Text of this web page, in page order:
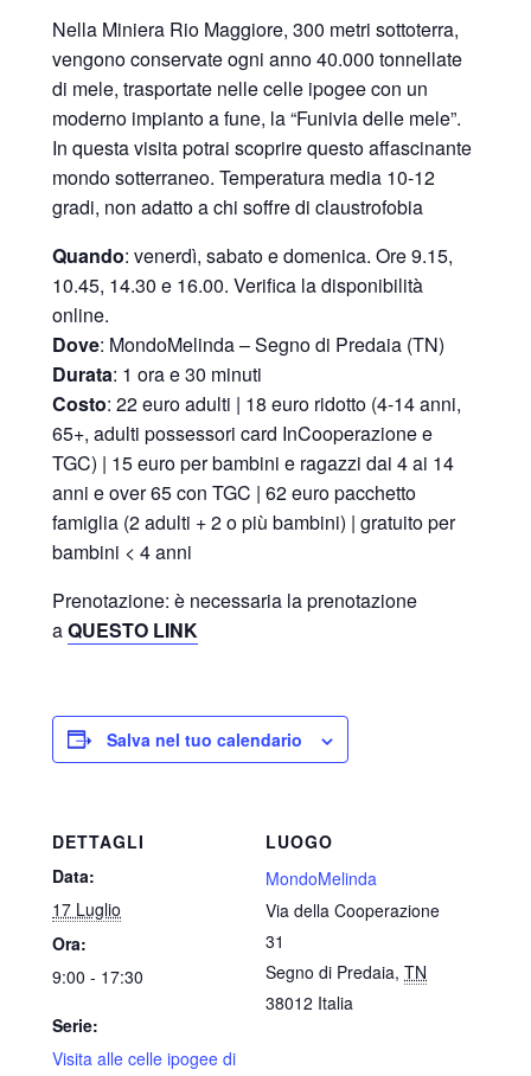
Nella Miniera Rio Maggiore, 300 metri sottoterra,
vengono conservate ogni anno 40.000 tonnellate
di mele, trasportate nelle celle ipogee con un
moderno impianto a fune, la “Funivia delle mele”.
In questa visita potrai scoprire questo affascinante
mondo sotterraneo. Temperatura media 10-12
gradi, non adatto a chi soffre di claustrofobia
Quando: venerdì, sabato e domenica. Ore 9.15,
10.45, 14.30 e 16.00. Verifica la disponibilità
online.
Dove: MondoMelinda – Segno di Predaia (TN)
Durata: 1 ora e 30 minuti
Costo: 22 euro adulti | 18 euro ridotto (4-14 anni,
65+, adulti possessori card InCooperazione e
TGC) | 15 euro per bambini e ragazzi dai 4 ai 14
anni e over 65 con TGC | 62 euro pacchetto
famiglia (2 adulti + 2 o più bambini) | gratuito per
bambini < 4 anni
Prenotazione: è necessaria la prenotazione
aQUESTO LINK
Salva nel tuo calendario
DETTAGLI
Data:
17 Luglio
Ora:
9:00 - 17:30
Serie:
Visita alle celle ipogee di
LUOGO
MondoMelinda
Via della Cooperazione
31
Segno di Predaia, TN
38012 Italia